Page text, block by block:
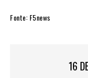
Fonte: F5news
16